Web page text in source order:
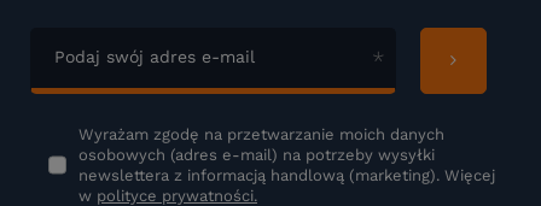
Podaj swój adres e-mail
Wyrażam zgodę na przetwarzanie moich danych
osobowych (adres e-mail) na potrzeby wysyłki
newslettera z informacją handlową (marketing). Więcej
w polityce prywatności.